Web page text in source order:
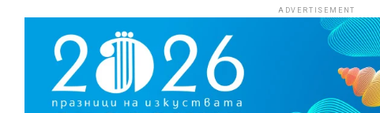
ADVERTISEMENT